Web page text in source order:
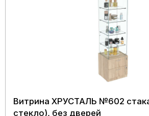
Витрина ХРУСТАЛЬ №602
стекло), без дверей